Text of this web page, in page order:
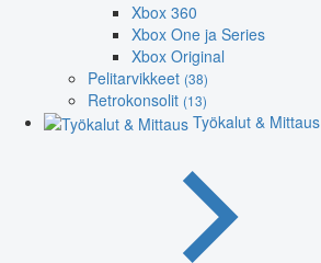
Xbox 360
Xbox One ja Series
Xbox Original
Pelitarvikkeet (38)
Retrokonsolit (13)
Työkalut & Mittaus